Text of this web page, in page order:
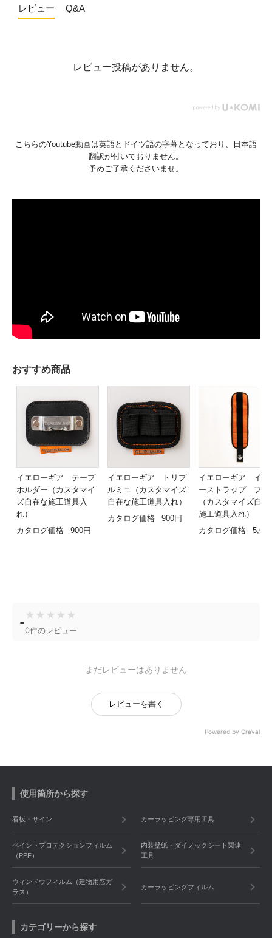
レビュー Q&A
レビュー投稿がありません。
こちらのYoutube動画は英語とドイツ語の字幕となっており、日本語
翻訳が付いておりません。
予めご了承くださいませ。
おすすめ商品
イエローギア テープ
ホルダー（カスタマイ
ズ自在な施工道具入
れ）
カタログ価格
900円
イエローギア トリプ
ルミニ（カスタマイズ
自在な施工道具入れ）
カタログ価格
900円
イエローギア イエ
ーストラップ プロ
（カスタマイズ自在
施工道具入れ）
カタログ価格
- ★ ★ ★ ★ ★
0件のレビュー
まだレビューはありません
レビューを書く
Powered by Craval
使用箇所から探す
看板・サイン カーラッピング専用工具
ペイントプロテクションフィルム
（PPF）
内装壁紙・ダイノックシート関連
工具
ウィンドウフィルム（建物用窓ガ
ラス）
カーラッピングフィルム
カテゴリーから探す